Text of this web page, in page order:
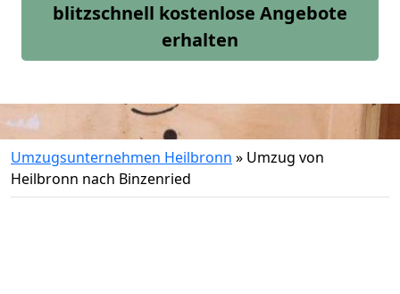
blitzschnell kostenlose Angebote
erhalten
Umzugsunternehmen Heilbronn » Umzug von
Heilbronn nach Binzenried